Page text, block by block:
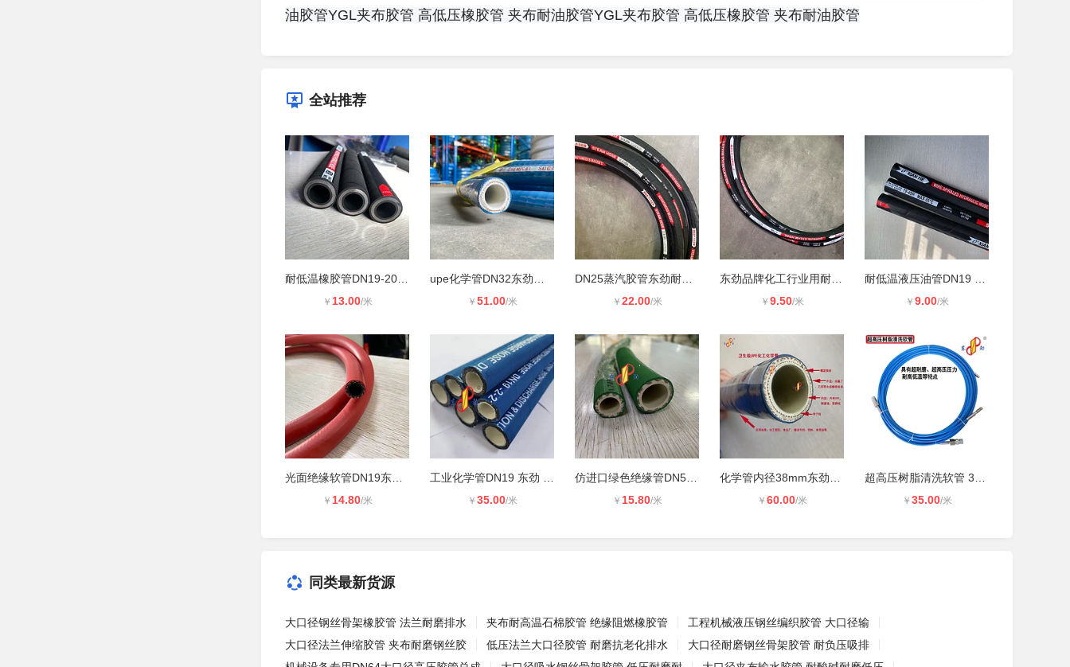
油胶管YGL夹布胶管 高低压橡胶管 夹布耐油胶管YGL夹布胶管 高低压橡胶管 夹布耐油胶管
全站推荐
￥ 13.00/米 ￥ 51.00/米 ￥ 22.00/米 ￥ 9.50/米 ￥ 9.00/米
￥ 14.80/米 ￥ 35.00/米 ￥ 15.80/米 ￥ 60.00/米 ￥ 35.00/米
同类最新货源
大口径钢丝骨架橡胶管 法兰耐磨排水 夹布耐高温石棉胶管 绝缘阻燃橡胶管
工程机械液压钢丝编织胶管 大口径输
大口径法兰伸缩胶管 夹布耐磨钢丝胶
低压法兰大口径胶管 耐磨抗老化排水
大口径耐磨钢丝骨架胶管 耐负压吸排